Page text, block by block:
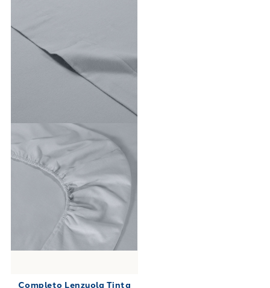
Completo Lenzuola Tinta